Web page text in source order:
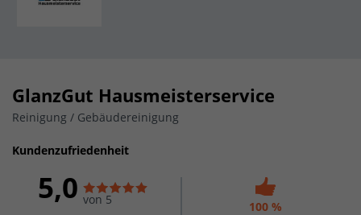
GlanzGut Hausmeisterservice
Reinigung / Gebäudereinigung
Kundenzufriedenheit
5,0 von 5
100 %